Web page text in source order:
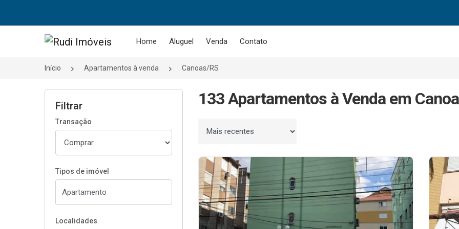
Página inicial Home Aluguel Venda Contato
Início Apartamentos à venda Canoas/RS
Filtrar
Transação
Tipos de imóvel
Localidades
133 Apartamentos à Venda em
Ordenar por